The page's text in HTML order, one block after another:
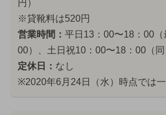
円）
※貸靴料は520円
営業時間： 平日13：00〜18：00（
00）、土日祝10：00〜18：00（同
定休日： なし
※2020年6月24日（水）時点では